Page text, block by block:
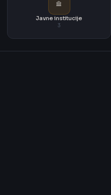
Javne institucije
3